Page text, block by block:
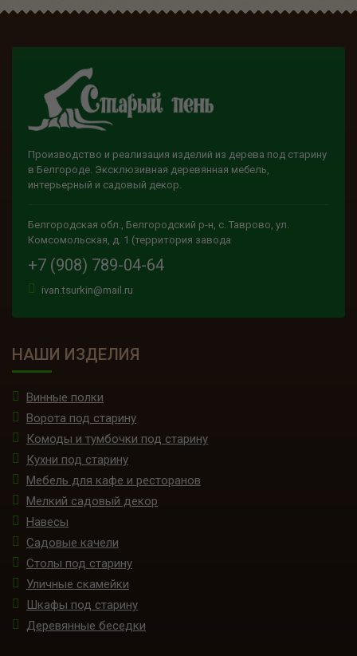
Производство и реализация изделий из дерева под старину
в Белгороде. Эксклюзивная деревянная мебель,
интерьерный и садовый декор.
Белгородская обл., Белгородский р-н, с. Таврово, ул.
Комсомольская, д. 1 (территория завода
+7 (908) 789-04-64
ivan.tsurkin@mail.ru
НАШИ ИЗДЕЛИЯ
Винные полки
Ворота под старину
Комоды и тумбочки под старину
Кухни под старину
Мебель для кафе и ресторанов
Мелкий садовый декор
Навесы
Садовые качели
Столы под старину
Уличные скамейки
Шкафы под старину
Деревянные беседки